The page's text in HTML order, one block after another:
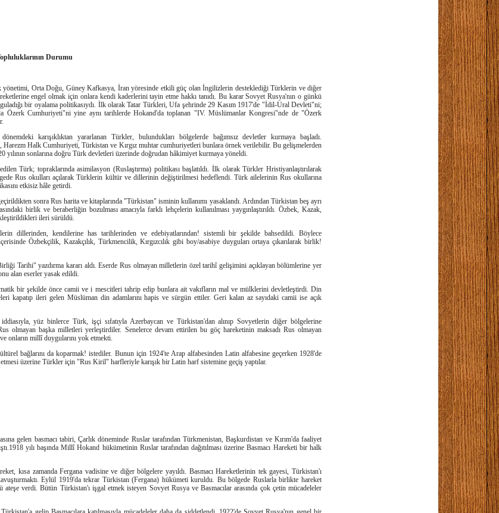
Durumu
Orta Doğu, Güney Kafkasya, İran yöresinde etkili güç olan İngilizlerin desteklediği Türklerin ve diğer
engel olmak için onlara kendi kaderlerini tayin etme hakkı tanıdı. Bu karar Sovyet Rusya'nın o günkü
bir oyalama politikasıydı. İlk olarak Tatar Türkleri, Ufa şehrinde 29 Kasım 1917'de "İdil-Ural Devleti"ni;
Özerk Cumhuriyeti"ni yine aynı tarihlerde Hokand'da toplanan "IV. Müslümanlar Kongresi"nde de "Özerk
karışıklıktan yararlanan Türkler, bulundukları bölgelerde bağımsız devletler kurmaya başladı.
Halk Cumhuriyeti, Türkistan ve Kırgız muhtar cumhuriyetleri bunlara örnek verilebilir. Bu gelişmelerden
yılının sonlarına doğru Türk devletleri üzerinde doğrudan hâkimiyet kurmaya yöneldi.
Türk; topraklarında asimilasyon (Ruslaştırma) politikası başlatıldı. İlk olarak Türkler Hristiyanlaştırılarak
Rus okulları açılarak Türklerin kültür ve dillerinin değiştirilmesi hedeflendi. Türk ailelerinin Rus okullarına
etkisiz hâle getirdi.
sonra Rus harita ve kitaplarında "Türkistan" isminin kullanımı yasaklandı. Ardından Türkistan beş ayrı
birlik ve beraberliğin bozulması amacıyla farklı lehçelerin kullanılması yaygınlaştırıldı. Özbek, Kazak,
ileri sürüldü.
dillerinden, kendilerine has tarihlerinden ve edebiyatlarından! sistemli bir şekilde bahsedildi. Böylece
Özbekçilik, Kazakçılık, Türkmencilik, Kırgızcılık gibi boy/asabiye duyguları ortaya çıkarılarak birlik!
Tarihi" yazdırma kararı aldı. Eserde Rus olmayan milletlerin özel tarihî gelişimini açıklayan bölümlerine yer
alan eserler yasak edildi.
bir şekilde önce camii ve i mescitleri tahrip edip bunlara ait vakıfların mal ve mülklerini devletleştirdi. Din
kapatıp ileri gelen Müslüman din adamlarını hapis ve sürgün ettiler. Geri kalan az sayıdaki camii ise açık
yüz binlerce Türk, işçi sıfatıyla Azerbaycan ve Türkistan'dan alınıp Sovyetlerin diğer bölgelerine
olmayan başka milletleri yerleştirdiler. Senelerce devam ettirilen bu göç hareketinin maksadı Rus olmayan
onların millî duygularını yok etmekti.
bağlarını da koparmak! istediler. Bunun için 1924'te Arap alfabesinden Latin alfabesine geçerken 1928'de
üzerine Türkler için "Rus Kiril" harfleriyle karışık bir Latin harf sistemine geçiş yaptılar.
gelen basmacı tabiri, Çarlık döneminde Ruslar tarafından Türkmenistan, Başkurdistan ve Kırım'da faaliyet
yılı başında Millî Hokand hükümetinin Ruslar tarafından dağıtılması üzerine Basmacı Hareketi bir halk
kısa zamanda Fergana vadisine ve diğer bölgelere yayıldı. Basmacı Hareketlerinin tek gayesi, Türkistan'ı
Eylül 1919'da tekrar Türkistan (Fergana) hükümeti kuruldu. Bu bölgede Ruslarla birlikte hareket
verdi. Bütün Türkistan'ı işgal etmek isteyen Sovyet Rusya ve Basmacılar arasında çok çetin mücadeleler